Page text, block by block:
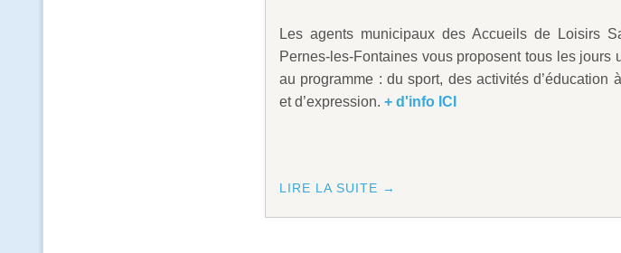
Les agents municipaux des Accueils de Loisirs
Pernes-les-Fontaines vous proposent tous les
au programme : du sport, des activités d’éducation
et d’expression. + d'info ICI
LIRE LA SUITE →